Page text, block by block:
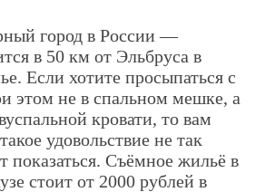
город в России —
в 50 км от Эльбруса в
Если хотите просыпаться с
этом не в спальном мешке, а
кровати, то вам
удовольствие не так
показаться. Съёмное жильё в
стоит от 2000 рублей в